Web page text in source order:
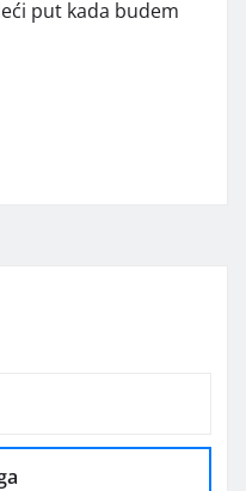
put kada budem